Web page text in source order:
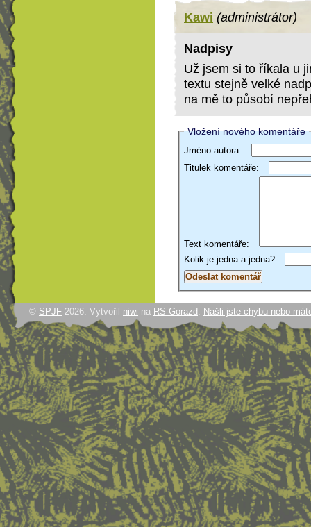
Kawi (administrátor)
Nadpisy
Už jsem si to říkala u
textu stejně velké
na mě to působí
Vložení nového komentáře
Jméno autora:
Titulek komentáře:
Text komentáře:
Kolik je jedna a jedna?
© SPJF 2026. Vytvořil niwi na RS Gorazd . Našli jste chybu nebo